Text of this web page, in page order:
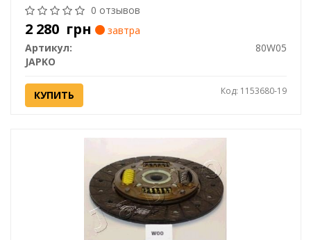
0 отзывов
2 280 грн
завтра
Артикул:
80W05
JAPKO
КУПИТЬ Код: 1153680-19